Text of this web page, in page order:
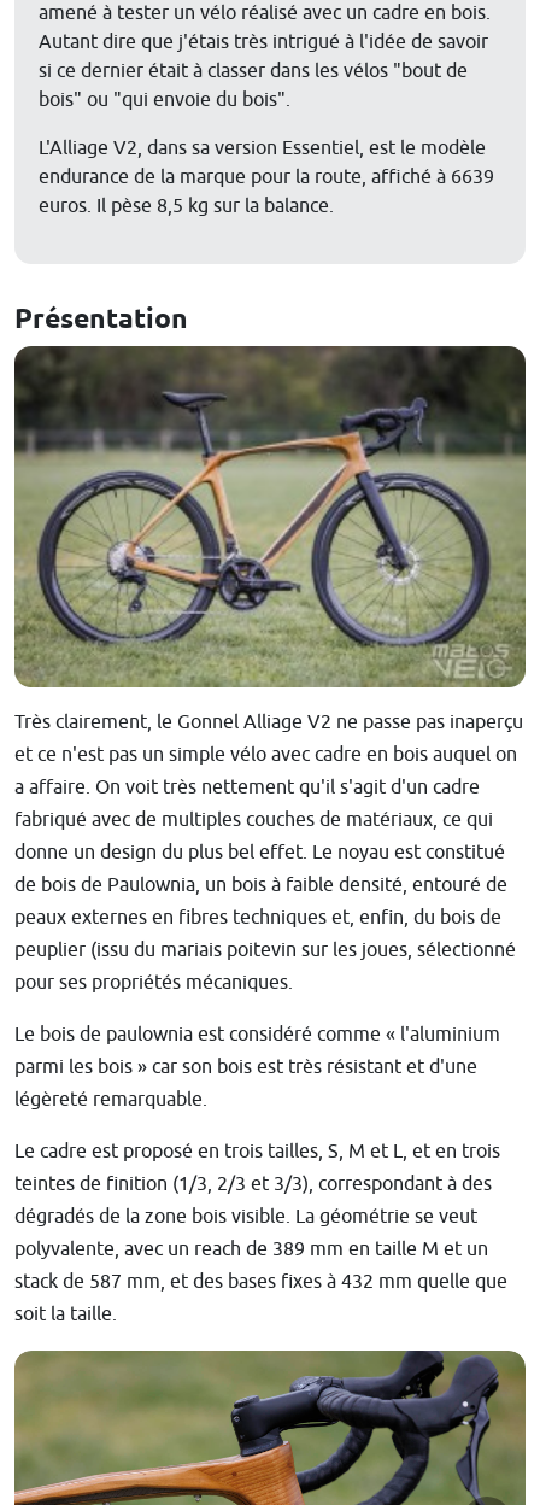
amené à tester un vélo réalisé avec un cadre en bois.
Autant dire que j'étais très intrigué à l'idée de savoir
si ce dernier était à classer dans les vélos "bout de
bois" ou "qui envoie du bois".
L'Alliage V2, dans sa version Essentiel, est le modèle
endurance de la marque pour la route, affiché à 6639
euros. Il pèse 8,5 kg sur la balance.
Présentation
Très clairement, le Gonnel Alliage V2 ne passe pas inaperçu
et ce n'est pas un simple vélo avec cadre en bois auquel on
a affaire. On voit très nettement qu'il s'agit d'un cadre
fabriqué avec de multiples couches de matériaux, ce qui
donne un design du plus bel effet. Le noyau est constitué
de bois de Paulownia, un bois à faible densité, entouré de
peaux externes en fibres techniques et, enfin, du bois de
peuplier (issu du mariais poitevin sur les joues, sélectionné
pour ses propriétés mécaniques.
Le bois de paulownia est considéré comme « l'aluminium
parmi les bois » car son bois est très résistant et d'une
légèreté remarquable.
Le cadre est proposé en trois tailles, S, M et L, et en trois
teintes de finition (1/3, 2/3 et 3/3), correspondant à des
dégradés de la zone bois visible. La géométrie se veut
polyvalente, avec un reach de 389 mm en taille M et un
stack de 587 mm, et des bases fixes à 432 mm quelle que
soit la taille.